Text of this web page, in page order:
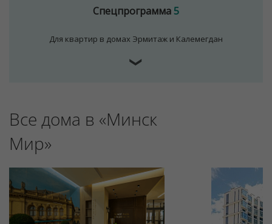
Спецпрограмма5
Для квартир в домах Эрмитаж и Калемегдан
❯
Все дома в «Минск
Мир»
Для обеспечения удобства пользователей сайта
используются cookies
Отклонить